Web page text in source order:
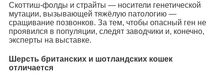
Скоттиш-фолды и страйты — носители генетической
мутации, вызывающей тяжёлую патологию —
сращивание позвонков. За тем, чтобы опасный ген не
проявился в популяции, следят заводчики и, конечно,
эксперты на выставке.
Шерсть британских и шотландских кошек
отличается